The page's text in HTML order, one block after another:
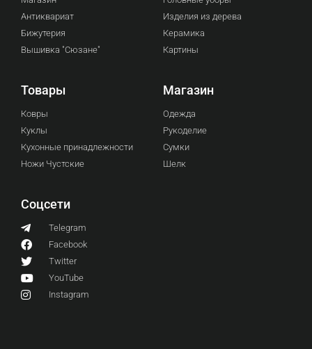
Антиквариат
Бижутерия
Вышивка "Сюзане"
Изделия из дерева
Керамика
Картины
Товары
Ковры
Куклы
Кухонные принадлежности
Ножи Чустские
Магазин
Одежда
Рукоделие
Сумки
Шелк
Соцсети
Telegram
Facebook
Twitter
YouTube
Instagram